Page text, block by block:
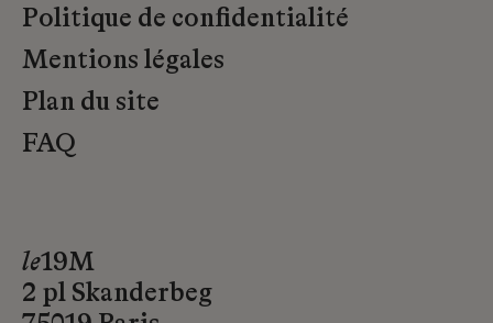
Politique de confidentialité
Mentions légales
Plan du site
FAQ
le19M
2 pl Skanderbeg